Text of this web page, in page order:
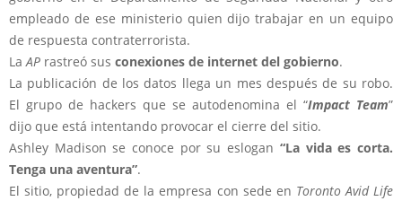
empleado de ese ministerio quien dijo trabajar en un equipo
de respuesta contraterrorista.
LaAP rastreó sus conexiones de internet del gobierno.
La publicación de los datos llega un mes después de su robo.
El grupo de hackers que se autodenomina el “Impact Team”
dijo que está intentando provocar el cierre del sitio.
Ashley Madison se conoce por su eslogan “La vida es corta.
Tenga una aventura”.
El sitio, propiedad de la empresa con sede en Toronto Avid Life